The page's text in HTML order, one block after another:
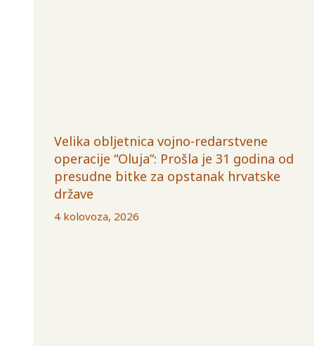
Velika obljetnica vojno-redarstvene
operacije “Oluja”: Prošla je 31 godina od
presudne bitke za opstanak hrvatske
države
4 kolovoza, 2026